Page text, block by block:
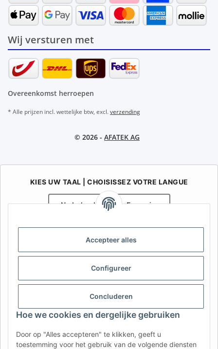
Accepteer alles
Configureer
Concluderen
Hoe we cookies en dergelijke gebruiken
Door op "Alles accepteren" te klikken, geeft u
toestemming voor het gebruik van de volgende diensten
Wij versturen met
Overeenkomst herroepen
* Alle prijzen incl. wettelijke btw, excl.verzending
© 2026 - AFATEK AG
KIES UW TAAL | CHOISISSEZ VOTRE LANGUE
Nederlands Français
Uw specialist in onderdelen voor aanhangwagens | Votre
spécialiste en pièces détachées pour remorques
Contact: info@afatek.com
AFATEK INTERNATIONAL – SELECT REGION & LANGUAGE | KIES
CH (DE)
CH (IT) BE (NL) BE (FR)